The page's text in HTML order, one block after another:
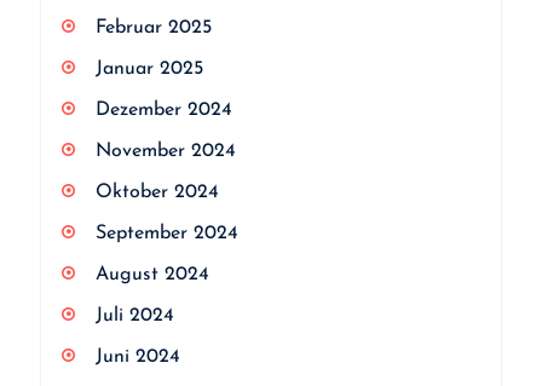
Februar 2025
Januar 2025
Dezember 2024
November 2024
Oktober 2024
September 2024
August 2024
Juli 2024
Juni 2024